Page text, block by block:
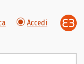
Accedi